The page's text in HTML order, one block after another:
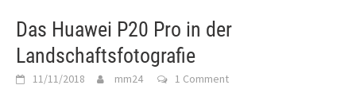
Das Huawei P20 Pro in der
Landschaftsfotografie
11/11/2018 mm24 1 Comment